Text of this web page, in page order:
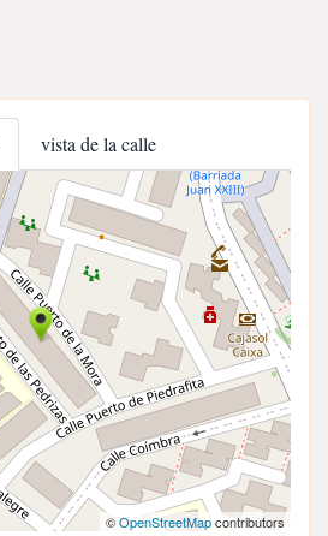
vista de la calle
©OpenStreetMapcontributors